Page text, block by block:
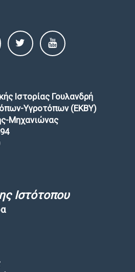
Ιστορίας Γουλανδρή
Υγροτόπων (EKBY)
Μηχανιώνας
Ιστότοπου